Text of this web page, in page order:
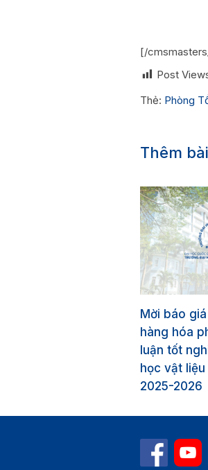
[/
Post
Thẻ: Phòng
Thêm
Mời báo
hàng hóa
luận tốt
học vật liệu
2025-2026